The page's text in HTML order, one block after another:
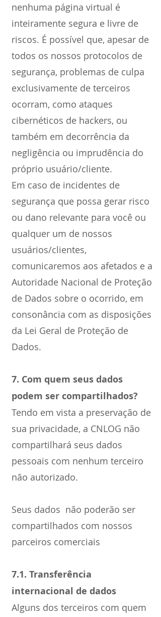
nenhuma página virtual é
inteiramente segura e livre de
riscos. É possível que, apesar de
todos os nossos protocolos de
segurança, problemas de culpa
exclusivamente de terceiros
ocorram, como ataques
cibernéticos de hackers, ou
também em decorrência da
negligência ou imprudência do
próprio usuário/cliente.
Em caso de incidentes de
segurança que possa gerar risco
ou dano relevante para você ou
qualquer um de nossos
usuários/clientes,
comunicaremos aos afetados e a
Autoridade Nacional de Proteção
de Dados sobre o ocorrido, em
consonância com as disposições
da Lei Geral de Proteção de
Dados.
7. Com quem seus dados
podem ser compartilhados?
Tendo em vista a preservação de
sua privacidade, a CNLOG não
compartilhará seus dados
pessoais com nenhum terceiro
não autorizado.
Seus dados não poderão ser
compartilhados com nossos
parceiros comerciais
7.1. Transferência
internacional de dados
Alguns dos terceiros com quem